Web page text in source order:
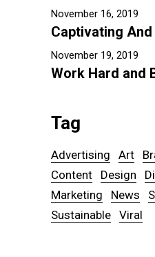
November 16, 2019
Captivating
November 19, 2019
Work Hard and
Tag
Advertising Art
Content
Design
Marketing
News
Sustainable Viral